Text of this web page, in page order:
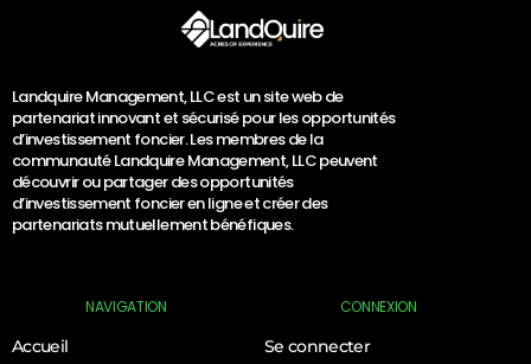
Landquire Management, LLC est un site web de
partenariat innovant et sécurisé pour les opportunités
d’investissement foncier. Les membres de la
communauté Landquire Management, LLC peuvent
découvrir ou partager des opportunités
d’investissement foncier en ligne et créer des
partenariats mutuellement bénéfiques.
NAVIGATION
Accueil
CONNEXION
Se connecter